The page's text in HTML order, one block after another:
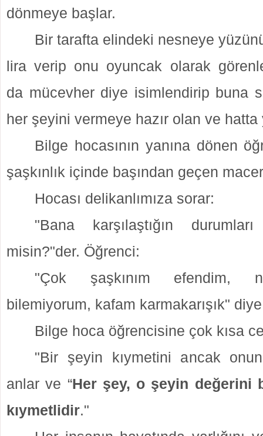
dönmeye başlar.
Bir tarafta elindeki nesneye
lira verip onu oyuncak olarak
da mücevher diye isimlendirip buna
her şeyini vermeye hazır olan ve
Bilge hocasının yanına dönen
şaşkınlık içinde başından geçen
Hocası delikanlımıza sorar:
"Bana karşılaştığın
misin?"der. Öğrenci:
"Çok şaşkınım efendim,
bilemiyorum, kafam karmakarışık"
Bilge hoca öğrencisine çok kısa
"Bir şeyin kıymetini ancak
anlar ve “Her şey, o şeyin değerini
kıymetlidir."